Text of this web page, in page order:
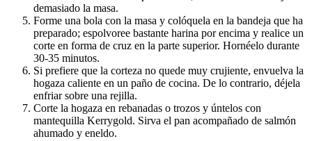
demasiado la masa.
Forme una bola con la masa y colóquela en la bandeja que ha
preparado; espolvoree bastante harina por encima y realice un
corte en forma de cruz en la parte superior. Hornéelo durante
30-35 minutos.
Si prefiere que la corteza no quede muy crujiente, envuelva la
hogaza caliente en un paño de cocina. De lo contrario, déjela
enfriar sobre una rejilla.
Corte la hogaza en rebanadas o trozos y úntelos con
mantequilla Kerrygold. Sirva el pan acompañado de salmón
ahumado y eneldo.